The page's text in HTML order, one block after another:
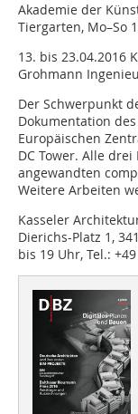
Akademie der
Tiergarten, Mo–So
13. bis 23.04.2016
Grohmann
Der Schwerpunkt
Dokumentation
Europäischen
DC Tower. Alle
angewandten
Weitere Arbeiten
Kasseler
Dierichs-Platz 1,
bis 19 Uhr, Tel.: